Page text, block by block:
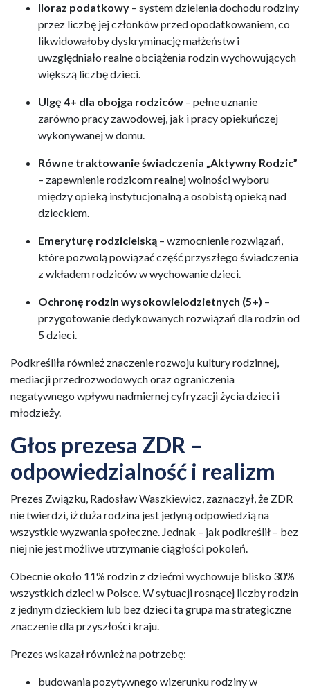
Iloraz podatkowy – system dzielenia dochodu rodziny
przez liczbę jej członków przed opodatkowaniem, co
likwidowałoby dyskryminację małżeństw i
uwzględniało realne obciążenia rodzin wychowujących
większą liczbę dzieci.
Ulgę 4+ dla obojga rodziców – pełne uznanie
zarówno pracy zawodowej, jak i pracy opiekuńczej
wykonywanej w domu.
Równe traktowanie świadczenia „Aktywny Rodzic”
– zapewnienie rodzicom realnej wolności wyboru
między opieką instytucjonalną a osobistą opieką nad
dzieckiem.
Emeryturę rodzicielską – wzmocnienie rozwiązań,
które pozwolą powiązać część przyszłego świadczenia
z wkładem rodziców w wychowanie dzieci.
Ochronę rodzin wysokowielodzietnych (5+) –
przygotowanie dedykowanych rozwiązań dla rodzin od
5 dzieci.
Podkreśliła również znaczenie rozwoju kultury rodzinnej,
mediacji przedrozwodowych oraz ograniczenia
negatywnego wpływu nadmiernej cyfryzacji życia dzieci i
młodzieży.
Głos prezesa ZDR –
odpowiedzialność i realizm
Prezes Związku, Radosław Waszkiewicz, zaznaczył, że ZDR
nie twierdzi, iż duża rodzina jest jedyną odpowiedzią na
wszystkie wyzwania społeczne. Jednak – jak podkreślił – bez
niej nie jest możliwe utrzymanie ciągłości pokoleń.
Obecnie około 11% rodzin z dziećmi wychowuje blisko 30%
wszystkich dzieci w Polsce. W sytuacji rosnącej liczby rodzin
z jednym dzieckiem lub bez dzieci ta grupa ma strategiczne
znaczenie dla przyszłości kraju.
Prezes wskazał również na potrzebę:
budowania pozytywnego wizerunku rodziny w